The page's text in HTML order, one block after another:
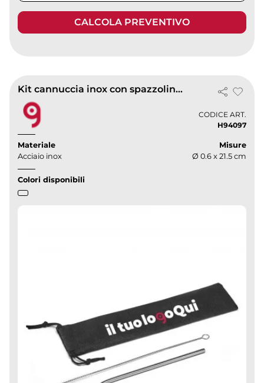
CALCOLA PREVENTIVO
Kit cannuccia inox con spazzolina in borsa TNT - Silver, 21cm
CODICE ART.
H94097
Materiale
Acciaio inox
Misure
Ø 0.6 x 21.5 cm
Colori disponibili